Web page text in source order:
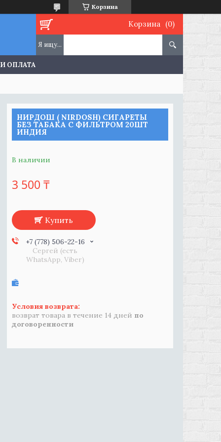
Корзина
Корзина
ОПЛАТА
НИРДОШ ( NIRDOSH) СИГАРЕТЫ
БЕЗ ТАБАКА С ФИЛЬТРОМ 20ШТ
ИНДИЯ
В наличии
3 500 ₸
Купить
+7 (778) 506-22-16
Сергей (есть
WhatsApp, Viber)
возврат товара в течение 14 дней по
договоренности